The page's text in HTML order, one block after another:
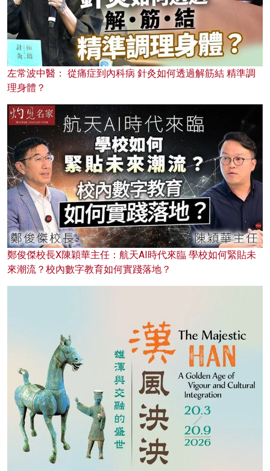
左常波中醫： 從痛症到內科病 針灸如何透過解筋結 精準調
理身體？
鄭俊傑校長X陳穎華主任：航天AI時代來臨 學校如何緊貼未
來潮流？校內數字教育如何實踐落地？